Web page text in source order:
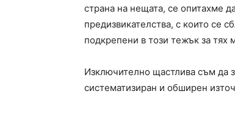
страна на нещата, се опитахме
предизвикателства, с които се
подкрепени в този тежък за тях
Изключително щастлива съм да
систематизиран и обширен